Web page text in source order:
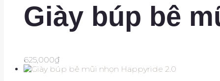
Giày búp bê
625,000₫